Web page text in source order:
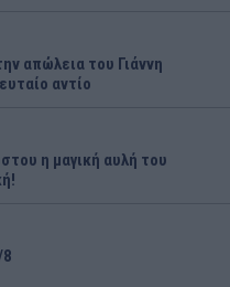
απώλεια του Γιάννη
αντίο
η μαγική αυλή του